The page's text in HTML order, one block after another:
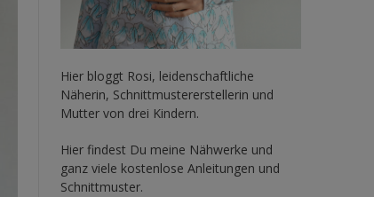
Hier bloggt Rosi, leidenschaftliche
Näherin, Schnittmustererstellerin und
Mutter von drei Kindern.
Hier findest Du meine Nähwerke und
ganz viele kostenlose Anleitungen und
Schnittmuster.